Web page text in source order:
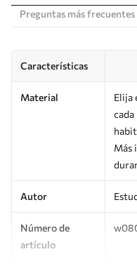
Preguntas más frecuentes
Características
Material
Elija
cada
Más
Autor
Número de
artículo